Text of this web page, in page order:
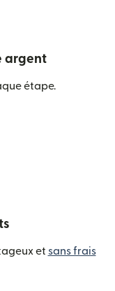
argent
étape.
et sans frais